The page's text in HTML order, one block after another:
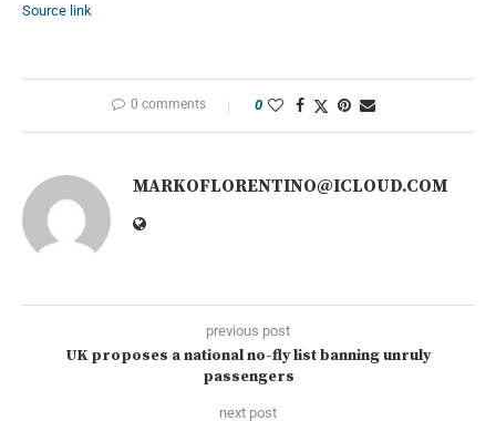
Source link
0 comments 0
MARKOFLORENTINO@ICLOUD.COM
previous post
UK proposes a national no-fly list banning unruly
passengers
next post